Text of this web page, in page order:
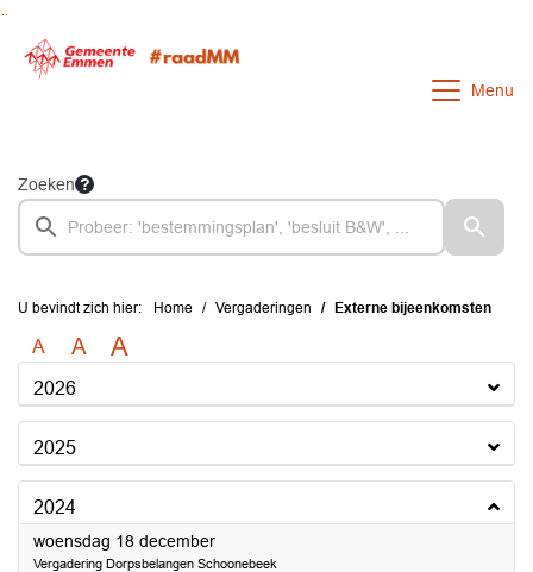
Menu
Zoeken
U bevindt zich hier: Home Vergaderingen Externe bijeenkomsten
A A A
2026
2025
2024
woensdag 18 december2024
Vergadering Dorpsbelangen Schoonebeek